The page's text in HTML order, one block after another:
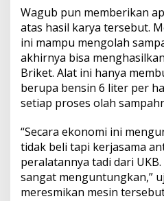
Wagub pun memberikan
atas hasil karya tersebut.
ini mampu mengolah
akhirnya bisa
Briket. Alat ini hanya
berupa bensin 6 liter per
setiap proses olah
“Secara ekonomi ini
tidak beli tapi kerjasama
peralatannya tadi dari
sangat menguntungkan,”
meresmikan mesin